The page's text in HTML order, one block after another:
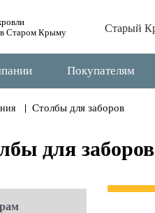
в Старом Крыму
Старый
Покупателям
Столбы для заборов
для заборов